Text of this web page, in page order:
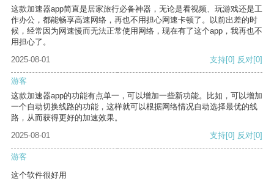
这款加速器app简直是居家旅行必备神器，无论是看视频、玩游戏还是工
作办公，都能畅享高速网络，再也不用担心网速卡顿了。以前出差的时
候，经常因为网速慢而无法正常使用网络，现在有了这个app，我再也不
用担心了。
2025-08-01
支持[0] 反对[0]
游客
这款加速器app的功能有点单一，可以增加一些新功能。比如，可以增加
一个自动切换线路的功能，这样就可以根据网络情况自动选择最优的线
路，从而获得更好的加速效果。
2025-08-01
支持[0] 反对[0]
游客
这个软件很好用